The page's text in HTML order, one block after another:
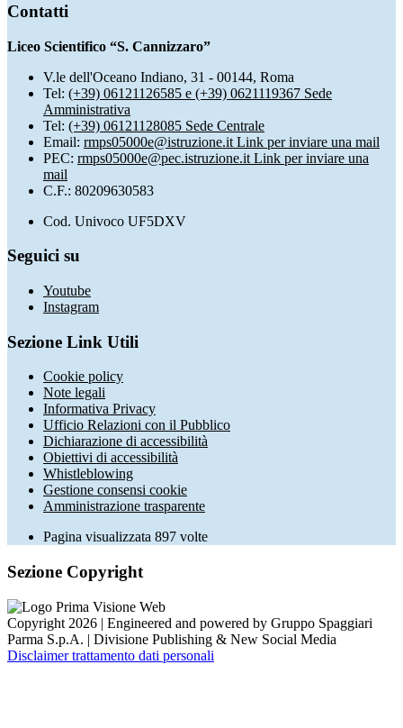
Contatti
Liceo Scientifico “S. Cannizzaro”
V.le dell'Oceano Indiano, 31 - 00144, Roma
Tel: (+39) 06121126585 e (+39) 0621119367 Sede
Amministrativa
Tel: (+39) 06121128085 Sede Centrale
Email: rmps05000e@istruzione.it Link per inviare una mail
PEC: rmps05000e@pec.istruzione.it Link per inviare una
mail
C.F.: 80209630583
Cod. Univoco UF5DXV
Seguici su
Youtube
Instagram
Sezione Link Utili
Cookie policy
Note legali
Informativa Privacy
Ufficio Relazioni con il Pubblico
Dichiarazione di accessibilità
Obiettivi di accessibilità
Whistleblowing
Gestione consensi cookie
Amministrazione trasparente
Pagina visualizzata 897 volte
Sezione Copyright
Copyright 2026 | Engineered and powered by Gruppo Spaggiari
Parma S.p.A. | Divisione Publishing & New Social Media
Disclaimer trattamento dati personali